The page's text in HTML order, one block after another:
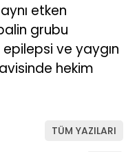
etken
grubu
ve yaygın
hekim
TÜM YAZILARI